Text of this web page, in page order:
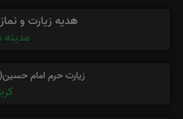
هدیه زیارت و
مدینه
زیارت حرم امام